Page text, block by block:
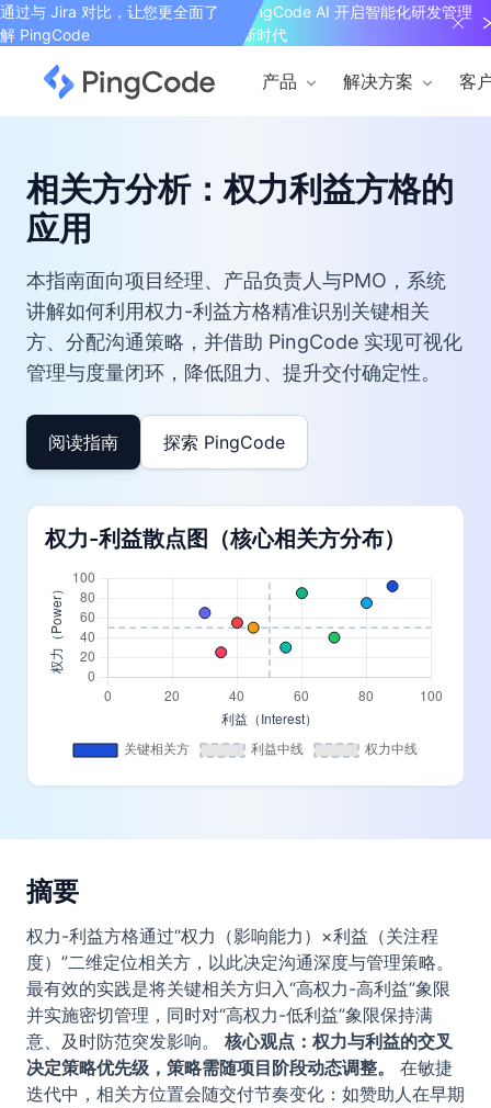
通过与 Jira 对比，让您更全面了
解 PingCode
PingCode AI 开启智能化研发管理
新时代
产品 解决方案 客
相关方分析：权力利益方格的
应用
本指南面向项目经理、产品负责人与PMO，系统
讲解如何利用权力-利益方格精准识别关键相关
方、分配沟通策略，并借助 PingCode 实现可视化
管理与度量闭环，降低阻力、提升交付确定性。
阅读指南 探索 PingCode
权力-利益散点图（核心相关方分布）
摘要
权力-利益方格通过“权力（影响能力）×利益（关注程
度）”二维定位相关方，以此决定沟通深度与管理策略。
最有效的实践是将关键相关方归入“高权力-高利益”象限
并实施密切管理，同时对“高权力-低利益”象限保持满
意、及时防范突发影响。 核心观点：权力与利益的交叉
决定策略优先级，策略需随项目阶段动态调整。
在敏捷
迭代中，相关方位置会随交付节奏变化：如赞助人在早期